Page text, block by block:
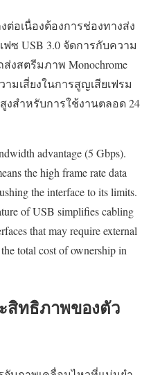
ต่อเนื่องต้องการช่องทางส่ง
ซ USB 3.0 จัดการกับความ
งสตรีมภาพ Monochrome
มเสี่ยงในการสูญเสียเฟรม
งสำหรับการใช้งานตลอด 24
advantage (5 Gbps).
the high frame rate data
the interface to its limits.
of USB simplifies cabling
that may require external
total cost of ownership in
สิทธิภาพของตัว